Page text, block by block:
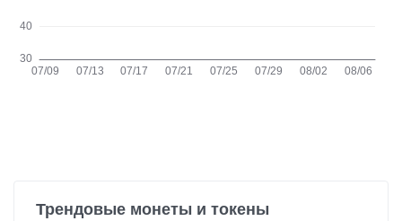
Трендовые монеты и токены